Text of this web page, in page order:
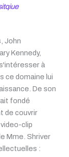
John
Kennedy,
à
ce domaine lui
De son
fondé
de couvrir
clip
Mme. Shriver
: